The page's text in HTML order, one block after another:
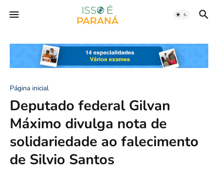
Página inicial
Deputado federal Gilvan
Máximo divulga nota de
solidariedade ao falecimento
de Silvio Santos